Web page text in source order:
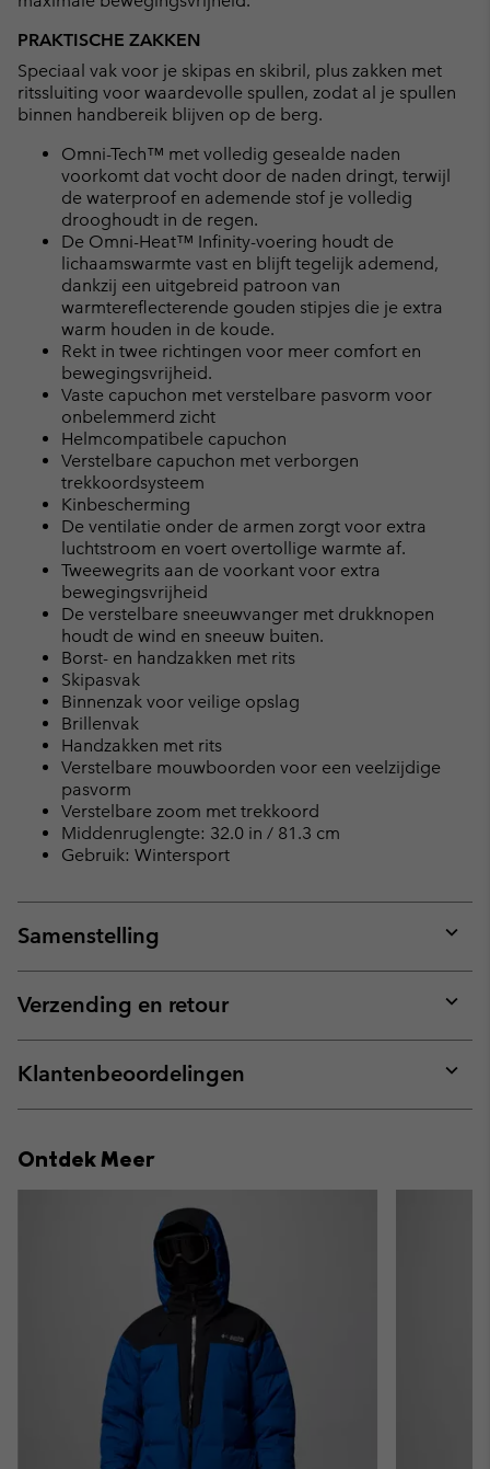
PRAKTISCHE ZAKKEN
Speciaal vak voor je skipas en skibril, plus zakken met
ritssluiting voor waardevolle spullen, zodat al je spullen
binnen handbereik blijven op de berg.
Omni-Tech™ met volledig gesealde naden
voorkomt dat vocht door de naden dringt, terwijl
de waterproof en ademende stof je volledig
drooghoudt in de regen.
De Omni-Heat™ Infinity-voering houdt de
lichaamswarmte vast en blijft tegelijk ademend,
dankzij een uitgebreid patroon van
warmtereflecterende gouden stipjes die je extra
warm houden in de koude.
Rekt in twee richtingen voor meer comfort en
bewegingsvrijheid.
Vaste capuchon met verstelbare pasvorm voor
onbelemmerd zicht
Helmcompatibele capuchon
Verstelbare capuchon met verborgen
trekkoordsysteem
Kinbescherming
De ventilatie onder de armen zorgt voor extra
luchtstroom en voert overtollige warmte af.
Tweewegrits aan de voorkant voor extra
bewegingsvrijheid
De verstelbare sneeuwvanger met drukknopen
houdt de wind en sneeuw buiten.
Borst- en handzakken met rits
Skipasvak
Binnenzak voor veilige opslag
Brillenvak
Handzakken met rits
Verstelbare mouwboorden voor een veelzijdige
pasvorm
Verstelbare zoom met trekkoord
Middenruglengte: 32.0 in / 81.3 cm
Gebruik: Wintersport
Samenstelling
or
Verzending en retour
or
Klantenbeoordelingen
or
Ontdek Meer